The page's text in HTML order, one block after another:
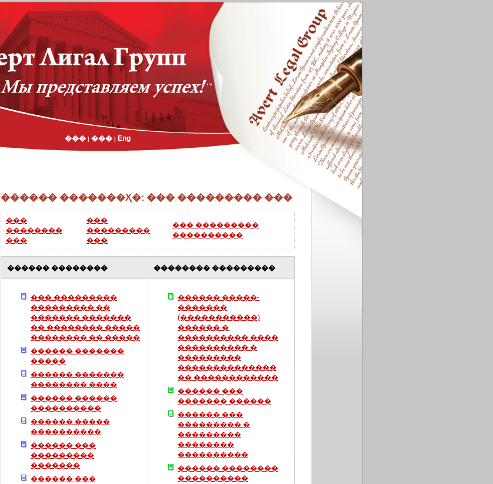
��� ��� Eng
������ �������Ҳ�: ��� ��������� ���
���
��������
���
���
���������
���
��� ���������
����������
������ �������� �������� ���������
��� ���������
��������� ��
������� �������
�� �������� �����
�������� �� �����
������ �������
�����
������ �������
�������� ����
������ ������
����������
������ �����
����������
������ ���
���������
�������
������ ���
������ �����-
�������
(�����������)
������ �
���������� ����
���������� �
���������
��������������
�� ������������
������ ���
������� ������
������ ���
��������� �
���������
��������
����������
������ ��������
����������